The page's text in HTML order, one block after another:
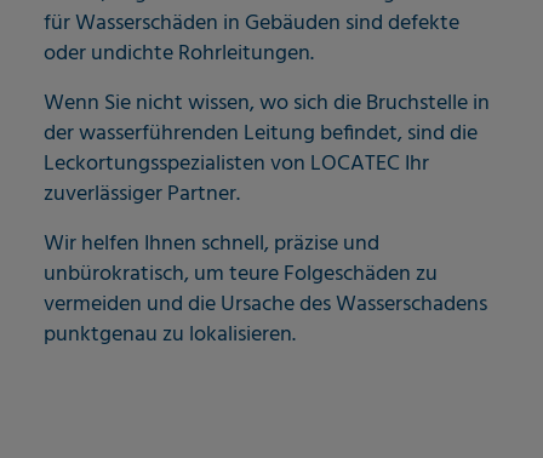
für Wasserschäden in Gebäuden sind defekte
oder undichte Rohrleitungen.
Wenn Sie nicht wissen, wo sich die Bruchstelle in
der wasserführenden Leitung befindet, sind die
Leckortungsspezialisten von LOCATEC Ihr
zuverlässiger Partner.
Wir helfen Ihnen schnell, präzise und
unbürokratisch, um teure Folgeschäden zu
vermeiden und die Ursache des Wasserschadens
punktgenau zu lokalisieren.